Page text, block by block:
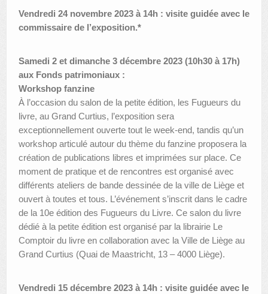
Vendredi 24 novembre 2023 à 14h : visite guidée avec le
commissaire de l’exposition.*
Samedi 2 et dimanche 3 décembre 2023 (10h30 à 17h)
aux Fonds patrimoniaux :
Workshop fanzine
À l’occasion du salon de la petite édition, les Fugueurs du
livre, au Grand Curtius, l’exposition sera
exceptionnellement ouverte tout le week-end, tandis qu’un
workshop articulé autour du thème du fanzine proposera la
création de publications libres et imprimées sur place. Ce
moment de pratique et de rencontres est organisé avec
différents ateliers de bande dessinée de la ville de Liège et
ouvert à toutes et tous. L’événement s’inscrit dans le cadre
de la 10e édition des Fugueurs du Livre. Ce salon du livre
dédié à la petite édition est organisé par la librairie Le
Comptoir du livre en collaboration avec la Ville de Liège au
Grand Curtius (Quai de Maastricht, 13 – 4000 Liège).
Vendredi 15 décembre 2023 à 14h : visite guidée avec le